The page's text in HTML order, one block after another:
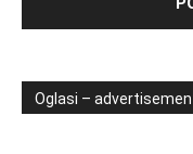
Oglasi –